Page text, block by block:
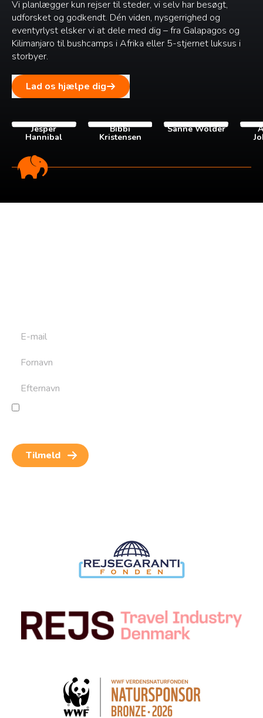
Vi planlægger kun rejser til steder, vi selv har besøgt,
udforsket og godkendt. Dén viden, nysgerrighed og
eventyrlyst elsker vi at dele med dig – fra Galapagos og
Kilimanjaro til bushcamps i Afrika eller 5-stjernet luksus i
storbyer.
Lad os hjælpe dig
Jesper
Hannibal
Bibbi
Kristensen
Sanne Wolder